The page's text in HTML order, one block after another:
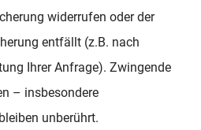
widerrufen oder der
entfällt (z.B. nach
Ihrer Anfrage). Zwingende
– insbesondere
unberührt.